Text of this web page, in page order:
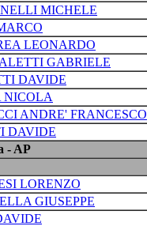
MICHELE
LEONARDO
GABRIELE
DAVIDE
NICOLA
ANDRE' FRANCESCO
DAVIDE
- AP
LORENZO
GIUSEPPE